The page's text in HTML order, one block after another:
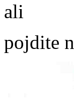
ali
pojdite